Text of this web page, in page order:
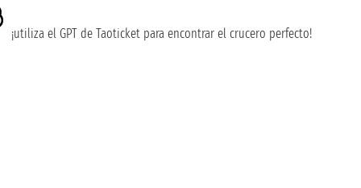
¡utiliza el GPT de Taoticket para encontrar el crucero perfecto!